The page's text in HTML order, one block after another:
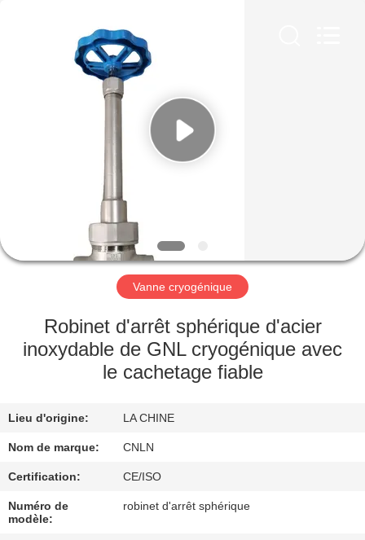
PRODUITS
AU
SUJET
NOUS
CONTRÔLE
DE
QUALITÉ
Vanne cryogénique
Robinet d'arrêt sphérique d'acier
inoxydable de GNL cryogénique avec
le cachetage fiable
Lieu d'origine: LA CHINE
Nom de marque: CNLN
Certification: CE/ISO
Numéro de
modèle:
robinet d'arrêt sphérique